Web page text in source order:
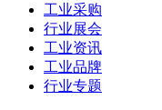
工业采购
行业展会
工业资讯
工业品牌
行业专题